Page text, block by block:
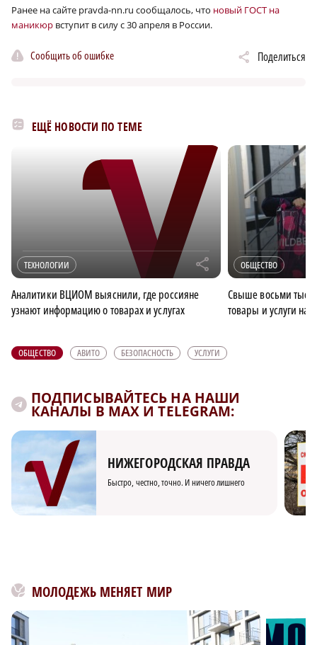
Ранее на сайте pravda-nn.ru сообщалось, что новый ГОСТ на
маникюр вступит в силу с 30 апреля в России.
Сообщить об ошибке Поделиться
ЕЩЁ НОВОСТИ ПО ТЕМЕ
ТЕХНОЛОГИИ r
Аналитики ВЦИОМ выяснили, где россияне
узнают информацию о товарах и услугах
ОБЩЕСТВО
Свыше восьми
товары и услуги
ОБЩЕСТВО АВИТО БЕЗОПАСНОСТЬ УСЛУГИ
ПОДПИСЫВАЙТЕСЬ НА НАШИ
КАНАЛЫ В MAX И TELEGRAM:
НИЖЕГОРОДСКАЯ ПРАВДА
Быстро, честно, точно. И ничего лишнего
МОЛОДЕЖЬ МЕНЯЕТ МИР